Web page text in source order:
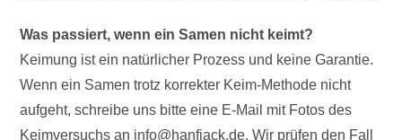
Was passiert, wenn ein Samen nicht keimt?
Keimung ist ein natürlicher Prozess und keine Garantie.
Wenn ein Samen trotz korrekter Keim-Methode nicht
aufgeht, schreibe uns bitte eine E-Mail mit Fotos des
Keimversuchs an info@hanfjack.de. Wir prüfen den Fall